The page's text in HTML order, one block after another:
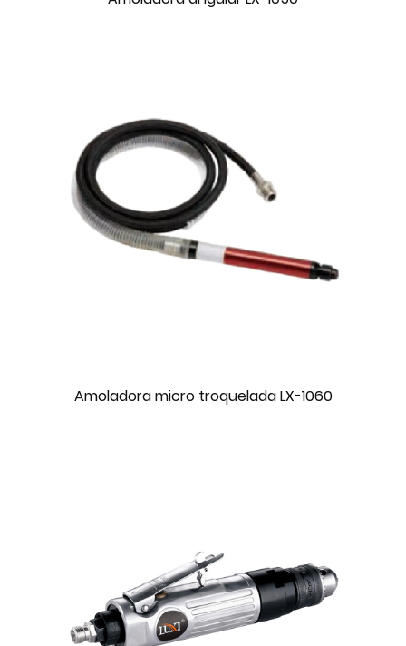
Amoladora micro troquelada LX-1060